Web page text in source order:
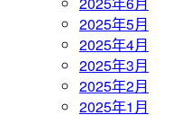
2025年5月
2025年4月
2025年3月
2025年2月
2025年1月